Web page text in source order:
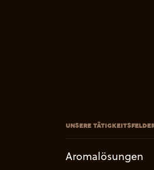
UNSERE
Aromalösungen